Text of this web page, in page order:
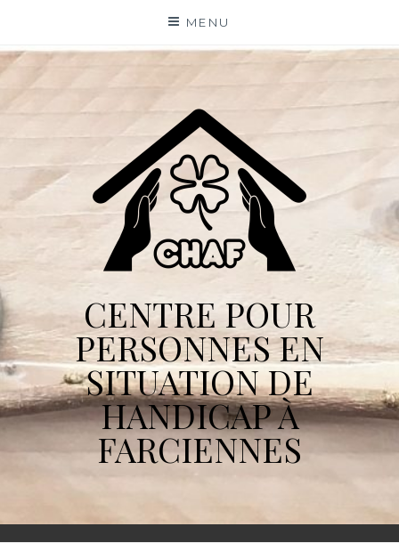
content
MENU
CENTRE POUR
PERSONNES EN
SITUATION DE
HANDICAP À
FARCIENNES